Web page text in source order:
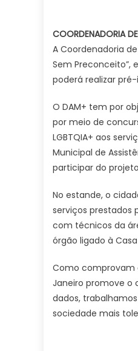
COORDENADORIA
A Coordenadoria
Sem Preconceito”,
poderá realizar
O DAM+ tem por
por meio de
LGBTQIA+ aos
Municipal de
participar do
No estande, o
serviços prestados
com técnicos da
órgão ligado à
Como comprovam
Janeiro promove o
dados,
sociedade mais